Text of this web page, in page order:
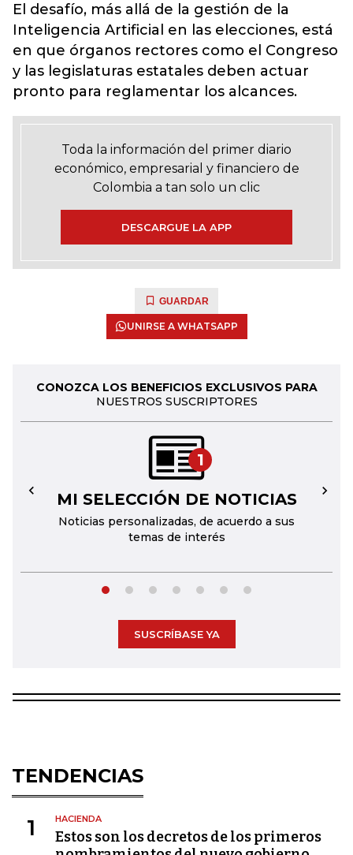
El desafío, más allá de la gestión de la
Inteligencia Artificial en las elecciones, está
en que órganos rectores como el Congreso
y las legislaturas estatales deben actuar
pronto para reglamentar los alcances.
Toda la información del primer diario
económico, empresarial y financiero de
Colombia a tan solo un clic
DESCARGUE LA APP
GUARDAR
UNIRSE A WHATSAPP
CONOZCA LOS BENEFICIOS EXCLUSIVOS PARA
NUESTROS SUSCRIPTORES
1
MI SELECCIÓN DE NOTICIAS
Noticias personalizadas, de acuerdo a sus
temas de interés
← →
SUSCRÍBASE YA
TENDENCIAS
1 HACIENDA
Estos son los decretos de los primeros